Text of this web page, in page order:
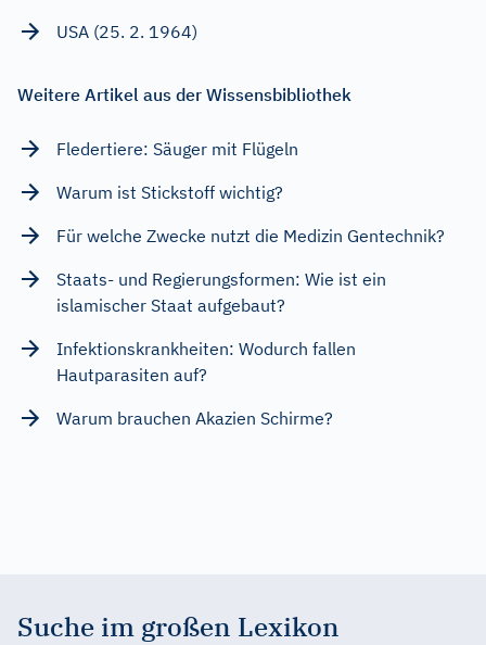
USA (25. 2. 1964)
Weitere Artikel aus der Wissensbibliothek
Fledertiere: Säuger mit Flügeln
Warum ist Stickstoff wichtig?
Für welche Zwecke nutzt die Medizin Gentechnik?
Staats- und Regierungsformen: Wie ist ein
islamischer Staat aufgebaut?
Infektionskrankheiten: Wodurch fallen
Hautparasiten auf?
Warum brauchen Akazien Schirme?
Suche im großen Lexikon